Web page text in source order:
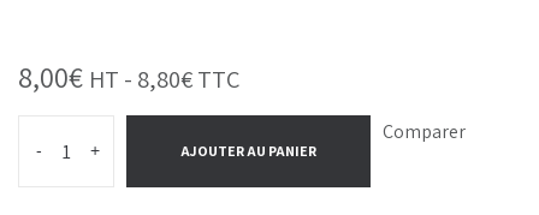
8,00€ HT - 8,80€TTC
- + AJOUTER AU PANIER
Comparer